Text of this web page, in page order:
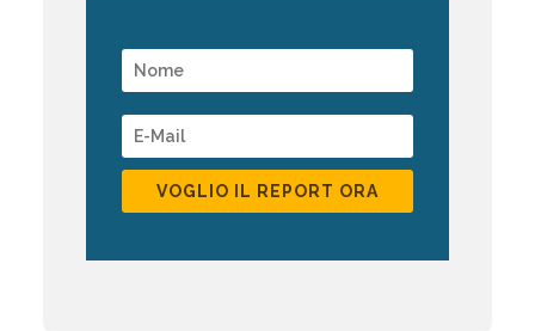
VOGLIO IL REPORT ORA